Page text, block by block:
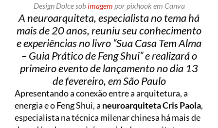
Design Dolce sob imagem por pixhook em Canva
A neuroarquiteta, especialista no tema há
mais de 20 anos, reuniu seu conhecimento
e experiências no livro “Sua Casa Tem Alma
– Guia Prático de Feng Shui” e realizará o
primeiro evento de lançamento no dia 13
de fevereiro, em São Paulo
Apresentando a conexão entre a arquitetura, a
energia e o Feng Shui, a neuroarquiteta Cris Paola,
especialista na técnica milenar chinesa há mais de